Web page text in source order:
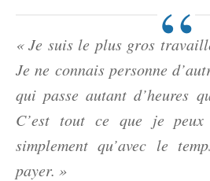
« Je suis le plus gros
Je ne connais personne
qui passe autant d’heures
C’est tout ce que je
simplement qu’avec le
payer. »